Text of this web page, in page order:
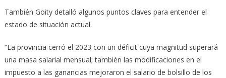
También Goity detalló algunos puntos claves para entender el
estado de situación actual.
“La provincia cerró el 2023 con un déficit cuya magnitud superará
una masa salarial mensual; también las modificaciones en el
impuesto a las ganancias mejoraron el salario de bolsillo de los